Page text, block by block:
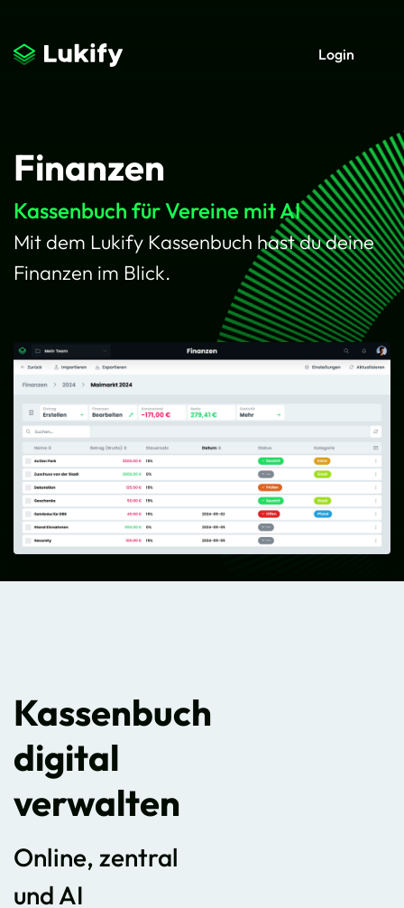
Login
Finanzen
Kassenbuch für Vereine mit AI
Mit dem Lukify Kassenbuch hast du deine
Finanzen im Blick.
Kassenbuch
digital
verwalten
Online, zentral
und AI